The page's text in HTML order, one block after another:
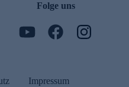
Folge uns
Impressum